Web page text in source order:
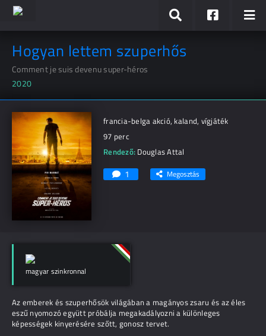
Hogyan lettem szuperhős
Comment je suis devenu super-héros
2020
francia-belga akció, kaland, vígjáték
97 perc
Rendező: Douglas Attal
1 Megosztás
magyar szinkronnal
Az emberek és szuperhősök világában a magányos zsaru és az éles
eszű nyomozó együtt próbálja megakadályozni a különleges
képességek kinyerésére szőtt, gonosz tervet.